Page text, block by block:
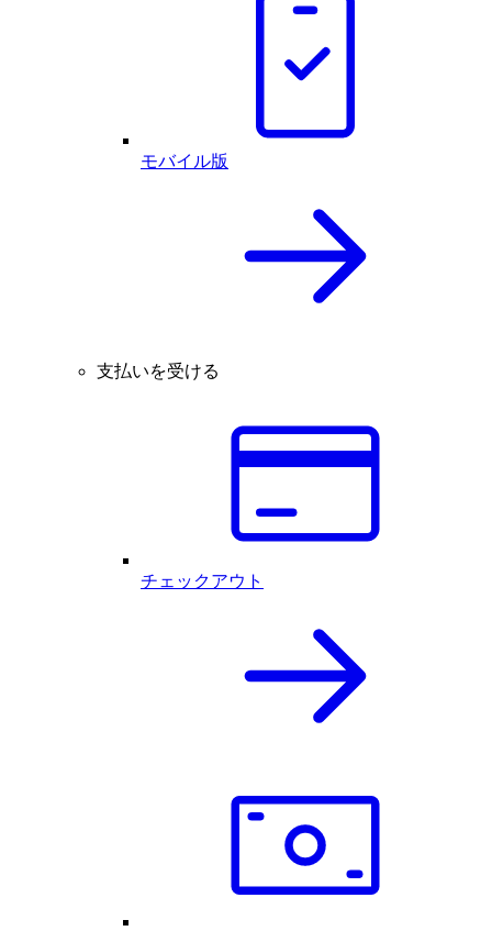
モバイル版
支払いを受ける
チェックアウト